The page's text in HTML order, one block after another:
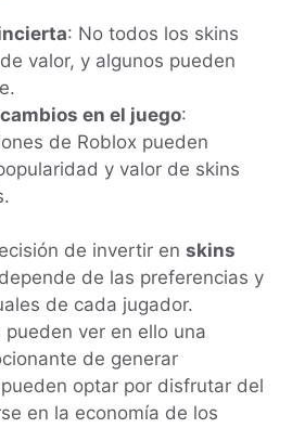
: No todos los skins
valor, y algunos pueden
en el juego:
de Roblox pueden
y valor de skins
de invertir en skins
depende de las preferencias y
de cada jugador.
ver en ello una
de generar
optar por disfrutar del
en la economía de los